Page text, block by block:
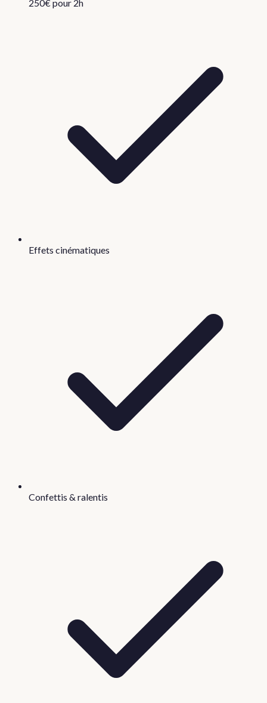
250€ pour 2h
Effets cinématiques
Confettis & ralentis